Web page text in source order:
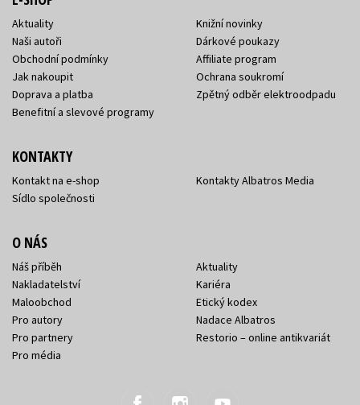
Aktuality
Naši autoři
Obchodní podmínky
Jak nakoupit
Doprava a platba
Benefitní a slevové programy
Knižní novinky
Dárkové poukazy
Affiliate program
Ochrana soukromí
Zpětný odběr elektroodpadu
KONTAKTY
Kontakt na e-shop
Sídlo společnosti
Kontakty Albatros Media
O NÁS
Náš příběh
Nakladatelství
Maloobchod
Pro autory
Pro partnery
Pro média
Aktuality
Kariéra
Etický kodex
Nadace Albatros
Restorio – online antikvariát